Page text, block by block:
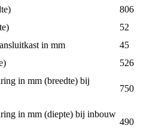
806
52
in mm
45
526
in mm (breedte) bij
750
in mm (diepte) bij inbouw
490